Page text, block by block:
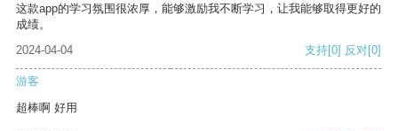
这款app的学习氛围很浓厚，能够激励我不断学习，让我能够取得更好的
成绩。
2024-04-04
支持[0] 反对[0]
游客
超棒啊 好用